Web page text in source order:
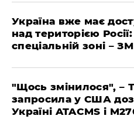
Україна вже має
над територією
спеціальній зоні –
"Щось змінилося", –
запросила у США
Україні ATACMS і